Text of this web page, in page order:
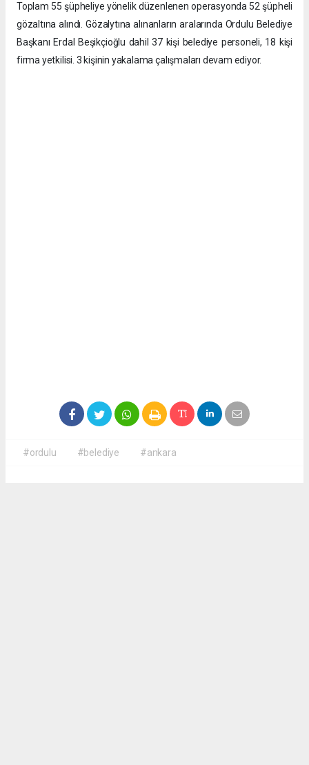
​Toplam 55 şüpheliye yönelik düzenlenen operasyonda 52 şüpheli
gözaltına alındı. Gözalytına alınanların aralarında Ordulu Belediye
Başkanı Erdal Beşikçioğlu dahil 37 kişi belediye personeli, 18 kişi
firma yetkilisi. 3 kişinin yakalama çalışmaları devam ediyor.
#ordulu #belediye #ankara